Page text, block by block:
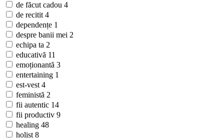
de făcut cadou 4
de recitit 4
dependențe 1
despre banii mei 2
echipa ta 2
educativă 11
emoționantă 3
entertaining 1
est-vest 4
feministă 2
fii autentic 14
fii productiv 9
healing 48
holist 8